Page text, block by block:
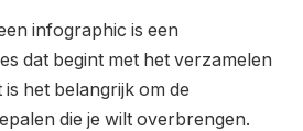
infographic is een
dat begint met het verzamelen
het belangrijk om de
die je wilt overbrengen.